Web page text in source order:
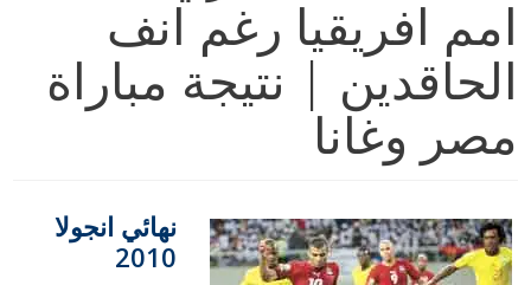
امم افريقيا رغم انف
الحاقدين | نتيجة مباراة
مصر وغانا
نهائي انجولا
2010